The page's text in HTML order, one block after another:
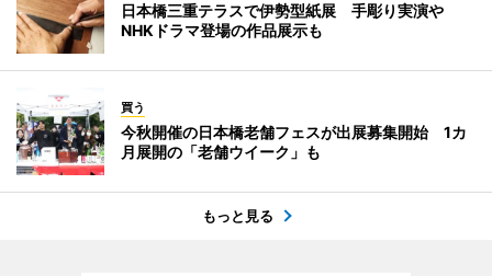
日本橋三重テラスで伊勢型紙展 手彫り実演や
NHKドラマ登場の作品展示も
買う
今秋開催の日本橋老舗フェスが出展募集開始 1カ
月展開の「老舗ウイーク」も
もっと見る